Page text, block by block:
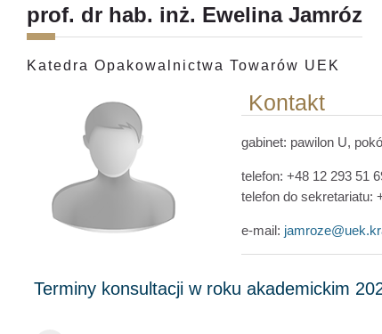
prof. dr hab. inż. Ewelina Jamróz
Katedra Opakowalnictwa Towarów UEK
Kontakt
gabinet: pawilon U,
telefon: +48 12 293 51
telefon do sekretariatu:
e-mail: